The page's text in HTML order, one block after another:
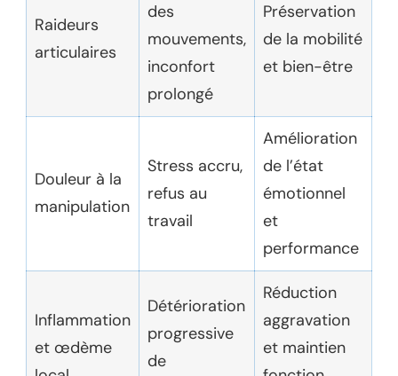
Raideurs
articulaires
des
mouvements,
inconfort
prolongé
Préservation
de la mobilité
et bien-être
Douleur à la
manipulation
Stress accru,
refus au
travail
Amélioration
de l’état
émotionnel
et
performance
Inflammation
et œdème
Détérioration
progressive
de
Réduction
aggravation
et maintien